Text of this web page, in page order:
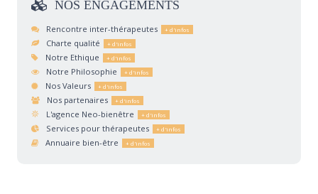
NOS ENGAGEMENTS
Rencontre inter-thérapeutes
Charte qualité
Notre Ethique
Notre Philosophie
Nos Valeurs
Nos partenaires
L'agence Neo-bienêtre
Services pour thérapeutes
Annuaire bien-être